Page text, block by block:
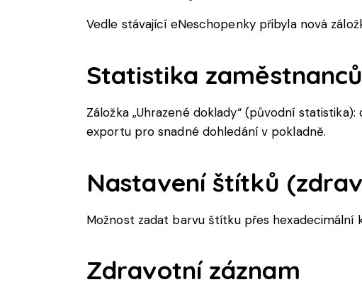
Vedle stávajícíeNeschopenky přibyla nová
Statistika zaměstnanců
Záložka „Uhrazené doklady“ (původní
exportu pro snadné dohledání v pokladně.
Nastavení štítků (
Možnost zadat barvu štítku přes hexadecimální
Zdravotní záznam